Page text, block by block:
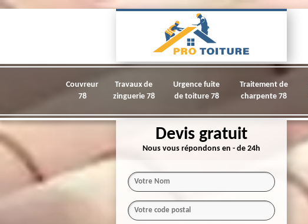
Couvreur
78
Travaux de
zinguerie 78
Urgence fuite
de toiture 78
Traitement de
charpente 78
Devis gratuit
Nous vous répondons en - de 24h